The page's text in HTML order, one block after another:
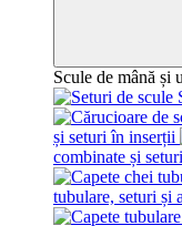
Scule de mână și
și seturi în inserții
combinate și
tubulare, seturi și